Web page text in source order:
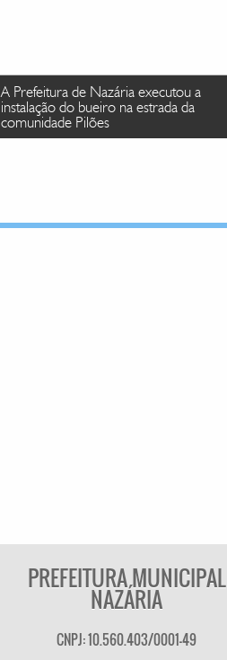
A Prefeitura de Nazária executou a
instalação do bueiro na estrada da
comunidade Pilões
PREFEITURA MUNICIPAL
NAZÁRIA
CNPJ: 10.560.403/0001-49